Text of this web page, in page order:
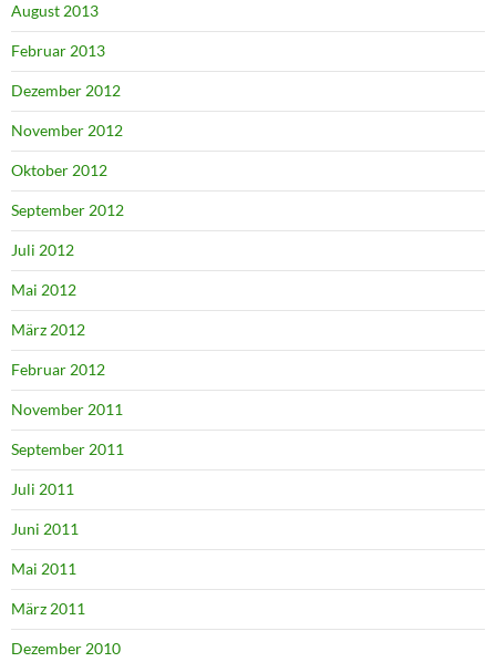
August 2013
Februar 2013
Dezember 2012
November 2012
Oktober 2012
September 2012
Juli 2012
Mai 2012
März 2012
Februar 2012
November 2011
September 2011
Juli 2011
Juni 2011
Mai 2011
März 2011
Dezember 2010